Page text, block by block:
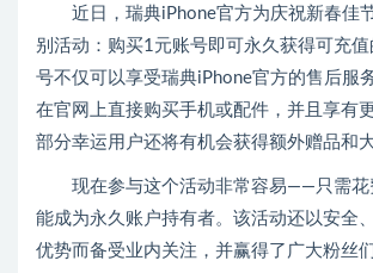
近日，瑞典iPhone官方为庆祝新春佳
别活动：购买1元账号即可永久获得可充
号不仅可以享受瑞典iPhone官方的售后服
在官网上直接购买手机或配件，并且享有
部分幸运用户还将有机会获得额外赠品和
现在参与这个活动非常容易——只需花
能成为永久账户持有者。该活动还以安全
优势而备受业内关注，并赢得了广大粉丝